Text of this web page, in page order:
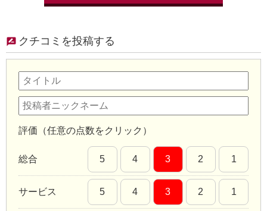
クチコミを投稿する
評価（任意の点数をクリック）
総合 5 4 3 2 1
サービス 5 4 3 2 1